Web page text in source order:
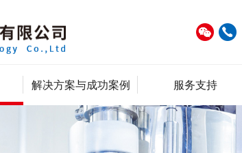
解决方案与成功案例 服务支持